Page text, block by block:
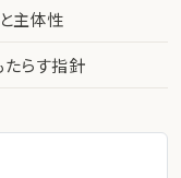
主体性
たらす指針